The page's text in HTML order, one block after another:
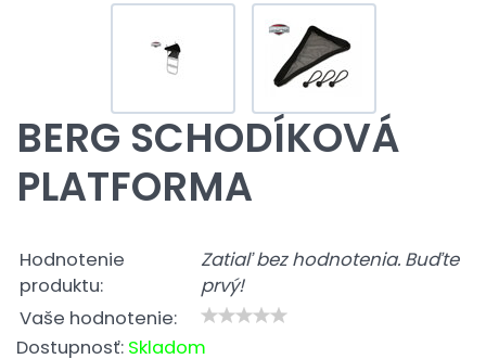
BERG SCHODÍKOVÁ
PLATFORMA
Hodnotenie
produktu:
Zatiaľ bez hodnotenia. Buďte
prvý!
Vaše hodnotenie:
Dostupnosť: Skladom